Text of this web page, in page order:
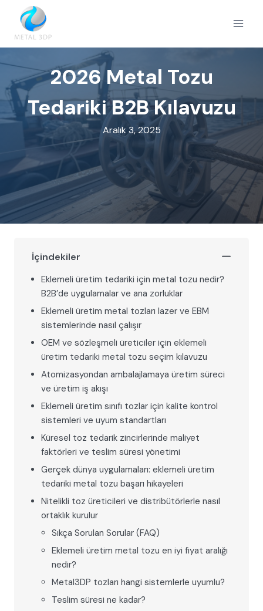
content
2026 Metal Tozu
Tedariki B2B Kılavuzu
Aralık 3, 2025
İçindekiler
Eklemeli üretim tedariki için metal tozu nedir?
B2B’de uygulamalar ve ana zorluklar
Eklemeli üretim metal tozları lazer ve EBM
sistemlerinde nasıl çalışır
OEM ve sözleşmeli üreticiler için eklemeli
üretim tedariki metal tozu seçim kılavuzu
Atomizasyondan ambalajlamaya üretim süreci
ve üretim iş akışı
Eklemeli üretim sınıfı tozlar için kalite kontrol
sistemleri ve uyum standartları
Küresel toz tedarik zincirlerinde maliyet
faktörleri ve teslim süresi yönetimi
Gerçek dünya uygulamaları: eklemeli üretim
tedariki metal tozu başarı hikayeleri
Nitelikli toz üreticileri ve distribütörlerle nasıl
ortaklık kurulur
Sıkça Sorulan Sorular (FAQ)
Eklemeli üretim metal tozu en iyi fiyat aralığı
nedir?
Metal3DP tozları hangi sistemlerle uyumlu?
Teslim süresi ne kadar?